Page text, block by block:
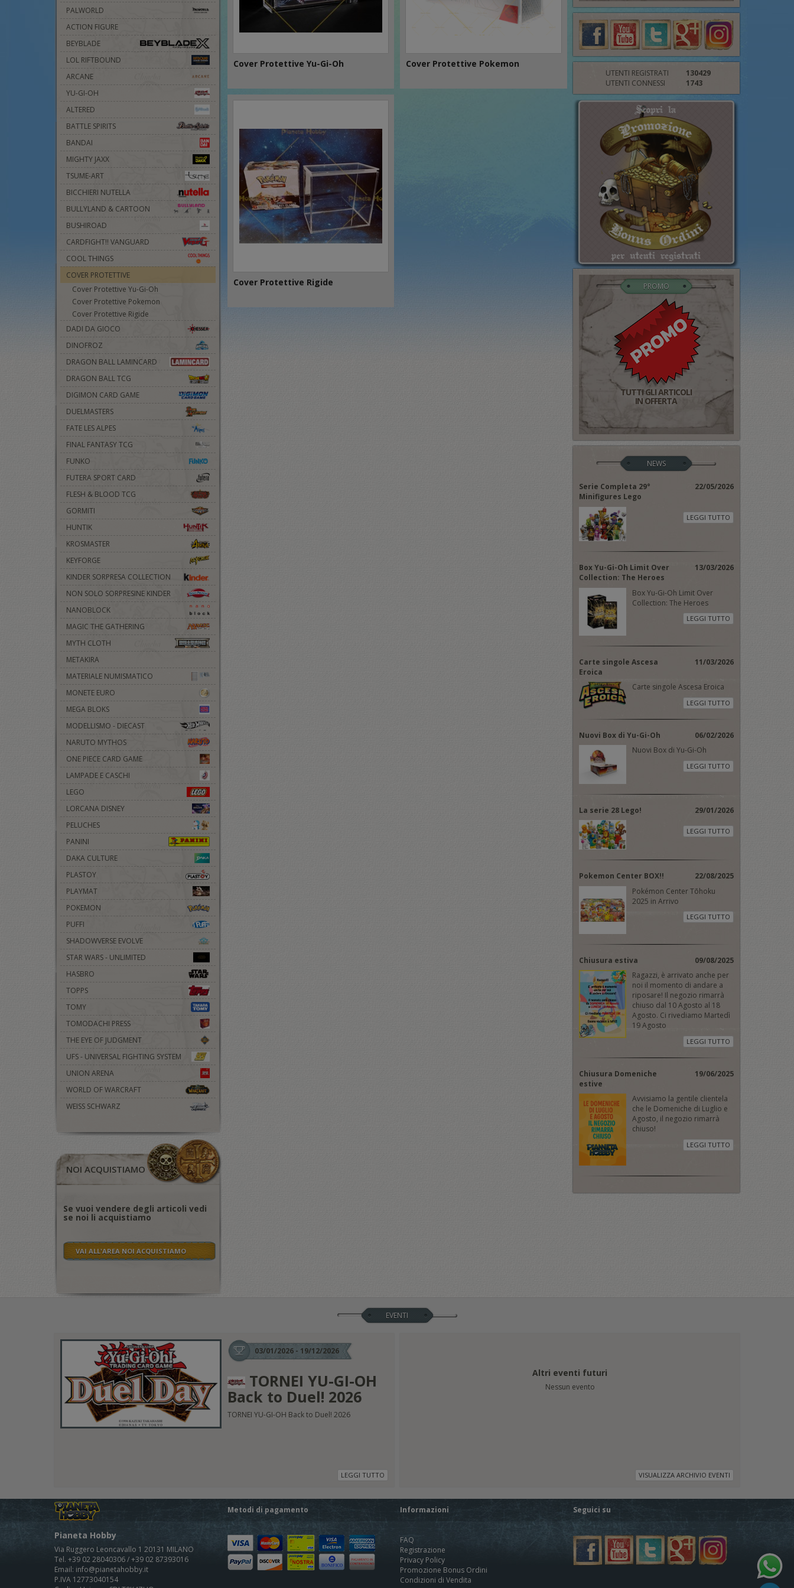
PALWORLD
ACTION FIGURE
BEYBLADE
LOL RIFTBOUND
ARCANE
YU-GI-OH
ALTERED
BATTLE SPIRITS
BANDAI
MIGHTY JAXX
TSUME-ART
BICCHIERI NUTELLA
BULLYLAND & CARTOON
BUSHIROAD
CARDFIGHT!! VANGUARD
COOL THINGS
COVER PROTETTIVE
Cover Protettive Yu-Gi-Oh
Cover Protettive Pokemon
Cover Protettive Rigide
DADI DA GIOCO
DINOFROZ
DRAGON BALL LAMINCARD
DRAGON BALL TCG
DIGIMON CARD GAME
DUELMASTERS
FATE LES ALPES
FINAL FANTASY TCG
FUNKO
FUTERA SPORT CARD
FLESH & BLOOD TCG
GORMITI
HUNTIK
KROSMASTER
KEYFORGE
KINDER SORPRESA COLLECTION
NON SOLO SORPRESINE KINDER
NANOBLOCK
MAGIC THE GATHERING
MYTH CLOTH
METAKIRA
MATERIALE NUMISMATICO
MONETE EURO
MEGA BLOKS
MODELLISMO - DIECAST
NARUTO MYTHOS
ONE PIECE CARD GAME
LAMPADE E CASCHI
LEGO
LORCANA DISNEY
PELUCHES
PANINI
DAKA CULTURE
PLASTOY
PLAYMAT
POKEMON
PUFFI
SHADOWVERSE EVOLVE
STAR WARS - UNLIMITED
HASBRO
TOPPS
TOMY
TOMODACHI PRESS
THE EYE OF JUDGMENT
UFS - UNIVERSAL FIGHTING SYSTEM
UNION ARENA
WORLD OF WARCRAFT
WEISS SCHWARZ
NOI ACQUISTIAMO
Se vuoi vendere degli articoli vedi
se noi li acquistiamo
VAI ALL'AREA NOI ACQUISTIAMO
Cover Protettive Yu-Gi-Oh Cover Protettive Pokemon
Cover Protettive Rigide
UTENTI REGISTRATI
130429
UTENTI CONNESSI
1743
PROMO
TUTTI GLI ARTICOLI
IN OFFERTA
NEWS
Serie Completa 29°
Minifigures Lego
22/05/2026
LEGGI TUTTO
Box Yu-Gi-Oh Limit Over
Collection: The Heroes
13/03/2026
Box Yu-Gi-Oh Limit Over
Collection: The Heroes
LEGGI TUTTO
Carte singole Ascesa
Eroica
11/03/2026
Carte singole Ascesa Eroica
LEGGI TUTTO
Nuovi Box di Yu-Gi-Oh
06/02/2026
Nuovi Box di Yu-Gi-Oh
LEGGI TUTTO
La serie 28 Lego! 29/01/2026
LEGGI TUTTO
Pokemon Center BOX!!
22/08/2025
Pokémon Center Tōhoku
2025 in Arrivo
LEGGI TUTTO
Chiusura estiva
09/08/2025
Ragazzi, è arrivato anche per
noi il momento di andare a
riposare! Il negozio rimarrà
chiuso dal 10 Agosto al 18
Agosto. Ci rivediamo Martedì
19 Agosto
LEGGI TUTTO
Chiusura Domeniche
estive
19/06/2025
Avvisiamo la gentile clientela
che le Domeniche di Luglio e
Agosto, il negozio rimarrà
chiuso!
LEGGI TUTTO
EVENTI
03/01/2026 - 19/12/2026
TORNEI YU-GI-OH
Back to Duel! 2026
TORNEI YU-GI-OH Back to Duel! 2026
LEGGI TUTTO
Altri eventi futuri
Nessun evento
VISUALIZZA ARCHIVIO EVENTI
Pianeta Hobby
Via Ruggero Leoncavallo 1 20131 MILANO
Tel. +39 02 28040306 / +39 02 87393016
Email: info@pianetahobby.it
P.IVA 12773040154
Metodi di pagamento Informazioni
FAQ
Registrazione
Privacy Policy
Promozione Bonus Ordini
Condizioni di Vendita
Seguici su